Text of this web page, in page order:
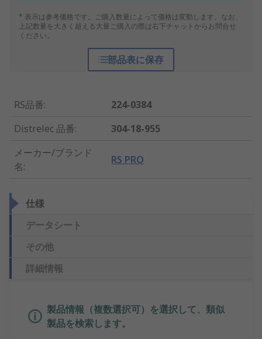
* 表示は参考価格です。ご購入数量によって価格は変動します。なお、
上記数量を大きく超える大量ご購入の際は右下チャットからお問合せ
ください。
部品表に保存
RS品番:
224-0384
Distrelec 品番:
304-18-955
メーカー/ブランド
名:
RS PRO
仕様
データシート
その他
詳細情報
製品情報（複数選択可）を選択して、類似
製品を検索します。